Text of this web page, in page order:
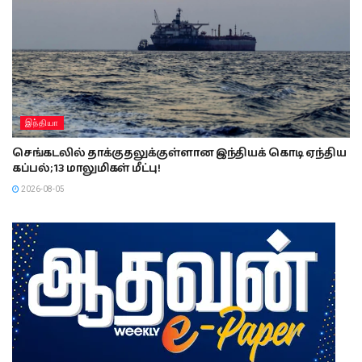
இந்தியா
செங்கடலில் தாக்குதலுக்குள்ளான இந்தியக் கொடி ஏந்திய
கப்பல்; 13 மாலுமிகள் மீட்பு!
2026-08-05